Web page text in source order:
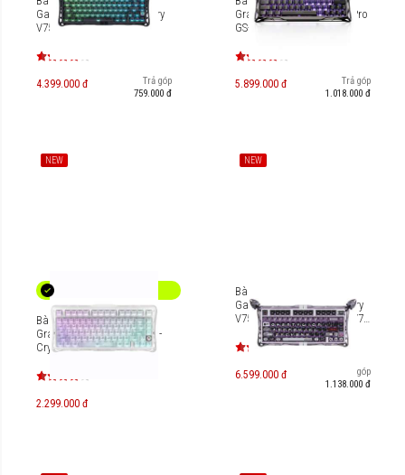
Gaming Gravastar Mercury
V75 - Stealth Black [GS
4.399.000 đ
Trả góp
759.000 đ
Gravastar Magnetic V60 Pro
GS-V60 PRO_XTAL
5.899.000 đ
Trả góp
1.018.000 đ
NEW
Bàn phím Gaming
Gravastar Mercury K1 Lite -
Crystal Aurora [GS-K1
2.299.000 đ
NEW
Bàn phím cơ Magnetic HE
Gaming Gravastar Mercury
V75 Pro - Iron Purple [GS-V75
6.599.000 đ
Trả góp
1.138.000 đ